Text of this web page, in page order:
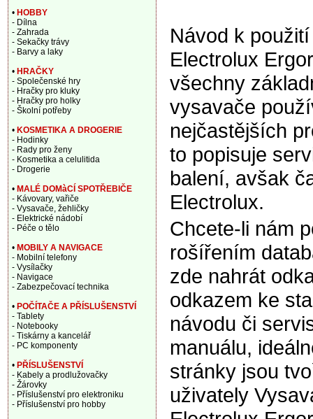
Návod k
Electrolux
všechny
vysavače
nejčastějších
to popisuje
balení, avšak
Electrolux.
Chcete-li nám
rošířením
zde nahrát
odkazem ke
návodu či
manuálu,
stránky jsou
uživately
• HOBBY
- Dílna
- Zahrada
- Sekačky trávy
- Barvy a laky
• HRAČKY
- Společenské hry
- Hračky pro kluky
- Hračky pro holky
- Školní potřeby
• KOSMETIKA A DROGERIE
- Hodinky
- Rady pro ženy
- Kosmetika a celulitida
- Drogerie
• MALÉ DOMàCÍ SPOTŘEBIČE
- Kávovary, vařiče
- Vysavače, žehličky
- Elektrické nádobí
- Péče o tělo
• MOBILY A NAVIGACE
- Mobilní telefony
- Vysílačky
- Navigace
- Zabezpečovací technika
• POČÍTAČE A PŘÍSLUŠENSTVÍ
- Tablety
- Notebooky
- Tiskárny a kancelář
- PC komponenty
• PŘÍSLUŠENSTVÍ
- Kabely a prodlužovačky
- Žárovky
- Příslušenství pro elektroniku
- Příslušenství pro hobby